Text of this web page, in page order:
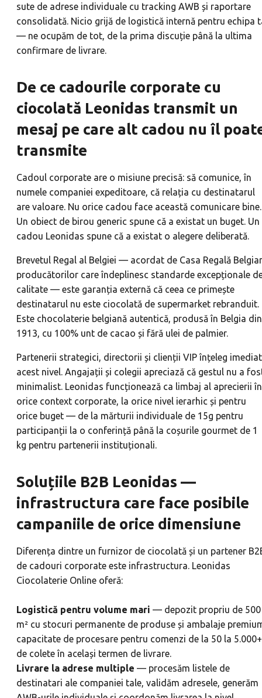
sute de adrese individuale cu tracking AWB și raportare
consolidată. Nicio grijă de logistică internă pentru echipa
— ne ocupăm de tot, de la prima discuție până la ultima
confirmare de livrare.
De ce cadourile corporate cu
ciocolată Leonidas transmit un
mesaj pe care alt cadou nu îl
transmite
Cadoul corporate are o misiune precisă: să comunice, în
numele companiei expeditoare, că relația cu destinatarul
are valoare. Nu orice cadou face această comunicare bine.
Un obiect de birou generic spune că a existat un buget. Un
cadou Leonidas spune că a existat o alegere deliberată.
Brevetul Regal al Belgiei — acordat de Casa Regală
producătorilor care îndeplinesc standarde excepționale
calitate — este garanția externă că ceea ce primește
destinatarul nu este ciocolată de supermarket rebranduit.
Este chocolaterie belgiană autentică, produsă în Belgia din
1913, cu 100% unt de cacao și fără ulei de palmier.
Partenerii strategici, directorii și clienții VIP înțeleg imediat
acest nivel. Angajații și colegii apreciază că gestul nu a
minimalist. Leonidas funcționează ca limbaj al aprecierii în
orice context corporate, la orice nivel ierarhic și pentru
orice buget — de la mărturii individuale de 15g pentru
participanții la o conferință până la coșurile gourmet de 1
kg pentru partenerii instituționali.
Soluțiile B2B Leonidas —
infrastructura care face posibile
campaniile de orice dimensiune
Diferența dintre un furnizor de ciocolată și un partener
de cadouri corporate este infrastructura. Leonidas
Ciocolaterie Online oferă:
Logistică pentru volume mari — depozit propriu de 500
m² cu stocuri permanente de produse și ambalaje
capacitate de procesare pentru comenzi de la 50 la 5.000+
de colete în același termen de livrare.
Livrare la adrese multiple — procesăm listele de
destinatari ale companiei tale, validăm adresele, generăm